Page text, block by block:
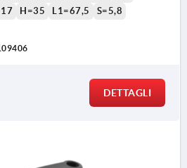
H=35 L1=67,5
S=5,8
DETTAGLI